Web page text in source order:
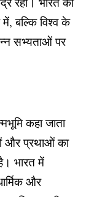
बल्कि विश्व के
सभ्यताओं पर
कहा जाता
और प्रथाओं का
भारत में
और